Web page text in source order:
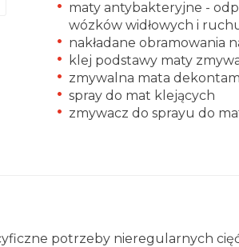
maty antybakteryjne -
wózków widłowych i
nakładane obramowania
klej podstawy maty
zmywalna mata
spray do mat klejących
zmywacz do sprayu do
potrzeby nieregularnych